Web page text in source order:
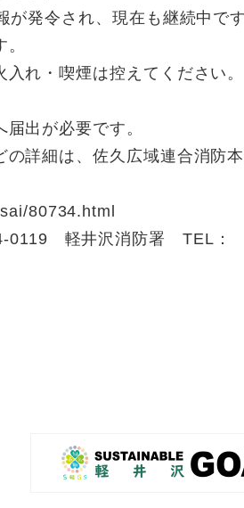
発令され、現在も継続中です
れ・喫煙は控えてください。
出が必要です。
詳細は、佐久広域連合消防
80734.html
0119 軽井沢消防署 TEL：